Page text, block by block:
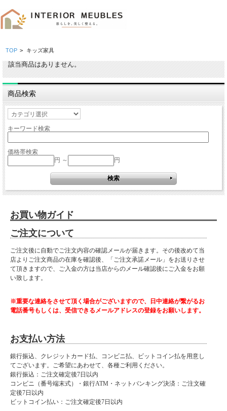
TOP > キッズ家具
該当商品はありません。
商品検索
キーワード検索
価格帯検索
円 ～
円
お買い物ガイド
ご注文について
ご注文後に自動でご注文内容の確認メールが届きます。その後改めて当
店よりご注文商品の在庫を確認後、「ご注文承諾メール」をお送りさせ
て頂きますので、ご入金の方は当店からのメール確認後にご入金をお願
い致します。
※重要な連絡をさせて頂く場合がございますので、日中連絡が繋がるお
電話番号もしくは、受信できるメールアドレスの登録をお願いします。
お支払い方法
銀行振込、クレジットカード払、コンビニ払、ビットコイン払を用意し
てございます。ご希望にあわせて、各種ご利用ください。
銀行振込：ご注文確定後7日以内
コンビニ（番号端末式）・銀行ATM・ネットバンキング決済：ご注文確
定後7日以内
ビットコイン払い：ご注文確定後7日以内